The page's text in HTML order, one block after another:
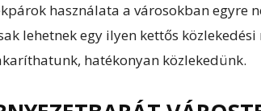
használata a városokban egyre
lehetnek egy ilyen kettős
hatékonyan közlekedünk.